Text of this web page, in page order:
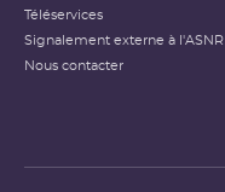
Téléservices
Signalement externe à l'ASNR
Nous contacter